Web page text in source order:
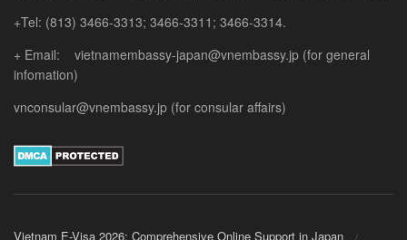
+Tel: (813) 3466-3313; 3466-3311; 3466-3314.
+ Email: vietnamembassy-japan@vnembassy.jp (for general
infomation)
vnconsular@vnembassy.jp (for consular affairs)
Vietnam E-Visa 2026: Comprehensive Online Support in Japan